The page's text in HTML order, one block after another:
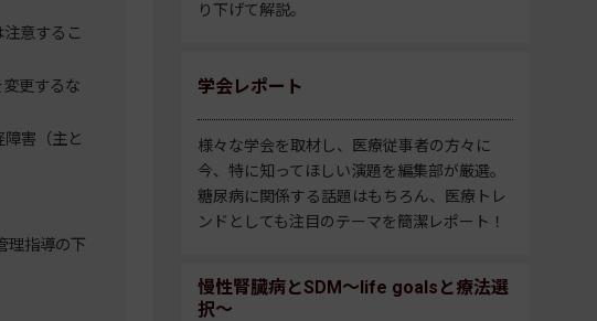
意するこ
更するな
害（主と
理指導の下
り下げて解説。
学会レポート
様々な学会を取材し、医療従事者の方々に
今、特に知ってほしい演題を編集部が厳選。
糖尿病に関係する話題はもちろん、医療トレ
ンドとしても注目のテーマを簡潔レポート！
慢性腎臓病とSDM～life goalsと療法選
択～